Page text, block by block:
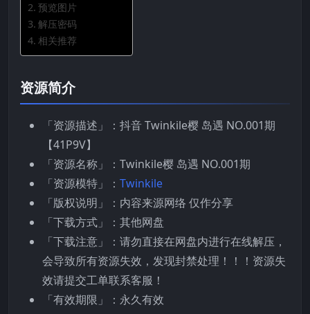
预览图片
解压密码
相关推荐
资源简介
「资源描述」：抖音 Twinkile樱 岛遇 NO.001期
【41P9V】
「资源名称」：Twinkile樱 岛遇 NO.001期
「资源模特」： Twinkile
「版权说明」：内容来源网络 仅作分享
「下载方式」：其他网盘
「下载注意」：请勿直接在网盘内进行在线解压，
会导致所有资源失效，发现封禁处理！！！资源失
效请提交工单联系客服！
「有效期限」：永久有效